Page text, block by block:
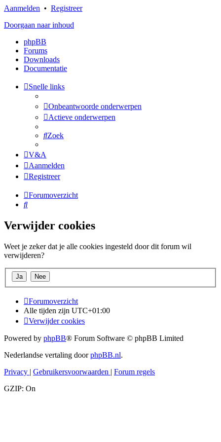
Aanmelden • Registreer
Doorgaan naar inhoud
phpBB
Forums
Downloads
Documentatie
Snelle links
Onbeantwoorde onderwerpen
Actieve onderwerpen
Zoek
V&A
Aanmelden
Registreer
Forumoverzicht
Zoek
Verwijder cookies
Weet je zeker dat je alle cookies ingesteld door dit forum wil
verwijderen?
Forumoverzicht
Alle tijden zijn UTC+01:00
Verwijder cookies
Powered by phpBB® Forum Software © phpBB Limited
Nederlandse vertaling doorphpBB.nl.
Privacy | Gebruikersvoorwaarden | Forum regels
GZIP: On